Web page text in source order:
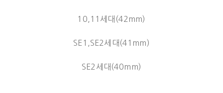
10,11세대(42mm)
SE1,SE2세대(41mm)
SE2세대(40mm)